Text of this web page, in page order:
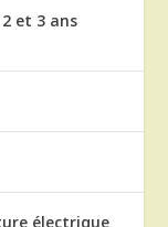
et 3 ans
électrique